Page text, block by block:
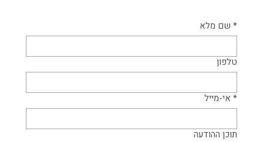
איך בדיקה מוקדמת בנדל״ן הצילה רוכש
ממלכודת יקרה
* שם מלא
טלפון
* אי-מייל
תוכן ההודעה